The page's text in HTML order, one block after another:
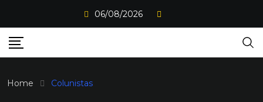
06/08/2026
Home Colunistas